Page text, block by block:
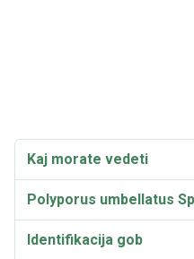
Kaj morate vedeti
Polyporus umbellatus
Identifikacija gob